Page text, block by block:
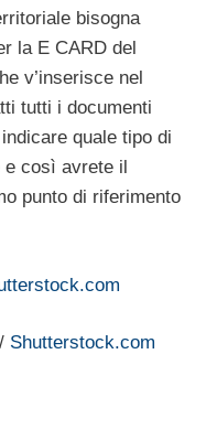
bisogna
la E CARD del
v’inserisce nel
tutti i documenti
quale tipo di
così avrete il
punto di riferimento
/ Shutterstock.com